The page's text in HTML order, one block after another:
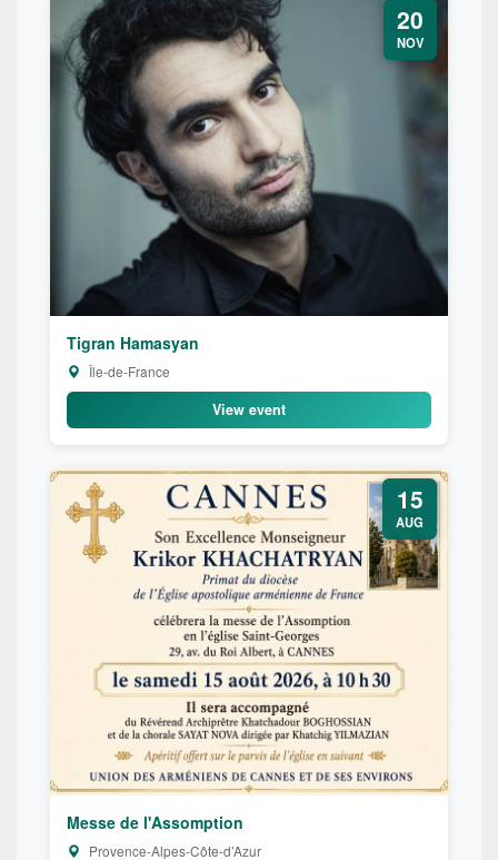
20
NOV
Tigran Hamasyan
Île-de-France
View event
15
AUG
Messe de l'Assomption
Provence-Alpes-Côte-d’Azur